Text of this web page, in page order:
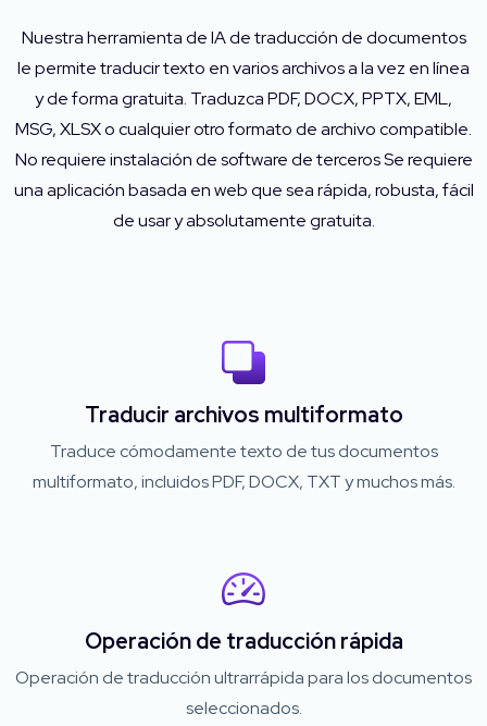
Nuestra herramienta de IA de traducción de documentos
le permite traducir texto en varios archivos a la vez en línea
y de forma gratuita. Traduzca PDF, DOCX, PPTX, EML,
MSG, XLSX o cualquier otro formato de archivo compatible.
No requiere instalación de software de terceros Se requiere
una aplicación basada en web que sea rápida, robusta, fácil
de usar y absolutamente gratuita.
Traducir archivos multiformato
Traduce cómodamente texto de tus documentos
multiformato, incluidos PDF, DOCX, TXT y muchos más.
Operación de traducción rápida
Operación de traducción ultrarrápida para los documentos
seleccionados.